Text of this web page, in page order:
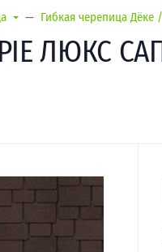
Гибкая черепица Дёке
ЛЮКС